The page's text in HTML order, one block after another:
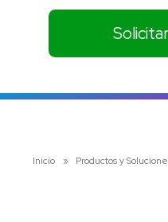
Inicio » Productos y